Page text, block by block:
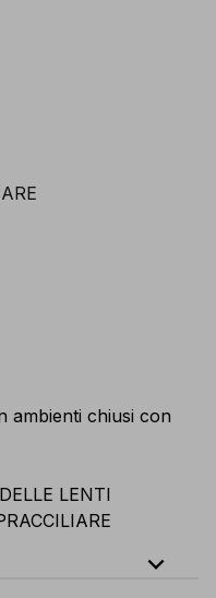
ambienti chiusi con
LENTI
expand_less